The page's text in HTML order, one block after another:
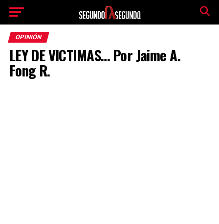
OPINIÓN
LEY DE VICTIMAS… Por Jaime A.
Fong R.